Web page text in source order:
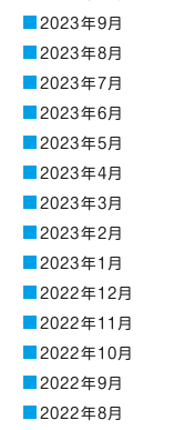
2023年9月
2023年8月
2023年7月
2023年6月
2023年5月
2023年4月
2023年3月
2023年2月
2023年1月
2022年12月
2022年11月
2022年10月
2022年9月
2022年8月